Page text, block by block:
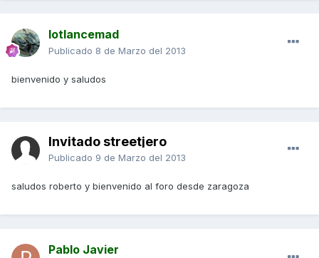
lotlancemad
Publicado 8 de Marzo del 2013
bienvenido y saludos
Invitado streetjero
Publicado 9 de Marzo del 2013
saludos roberto y bienvenido al foro desde zaragoza
Pablo Javier